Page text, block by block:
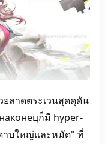
ลาดตระเวนสุดดุดัน
ก็มี hyper-
าบใหญ่และหมัด" ที่